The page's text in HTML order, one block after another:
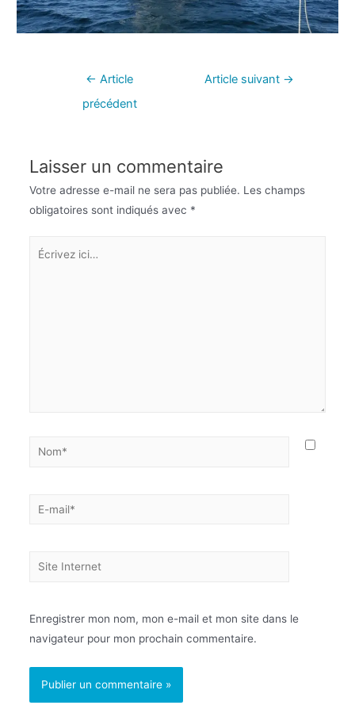
← Article
précédent
Article suivant →
Laisser un commentaire
Votre adresse e-mail ne sera pas publiée. Les champs
obligatoires sont indiqués avec *
Enregistrer mon nom, mon e-mail et mon site dans le
navigateur pour mon prochain commentaire.